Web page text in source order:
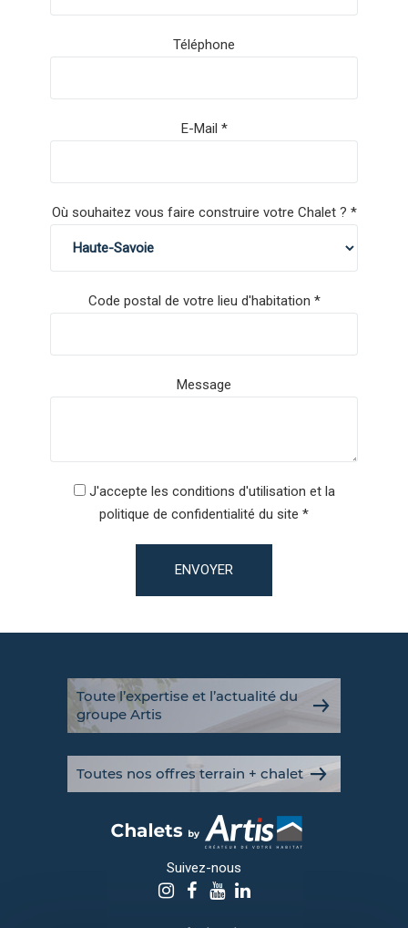
Téléphone
E-Mail
Où souhaitez vous faire construire votre Chalet ?
Code postal de votre lieu d'habitation
Message
J'accepte les conditions d'utilisation et la
politique de confidentialité du site
ENVOYER
Toute l’expertise et l’actualité du
groupe Artis
Toutes nos offres terrain + chalet
Suivez-nous